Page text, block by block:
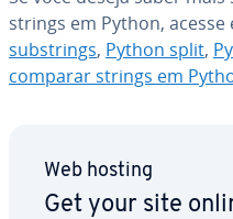
strings em Python,
subs­trings, Python split,
comparar strings em
Web hosting
Get your site